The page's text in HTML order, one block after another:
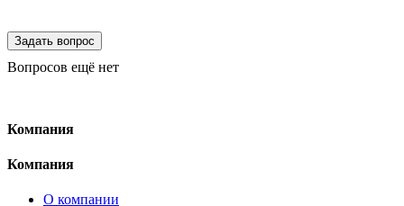
Вопросов ещё нет
Компания
Компания
О компании